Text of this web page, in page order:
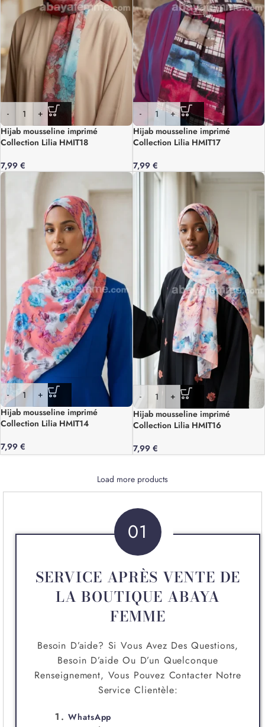
-
+
Hijab mousseline imprimé
Collection Lilia HMIT18
7,99 €
-
+
Hijab mousseline imprimé
Collection Lilia HMIT17
7,99 €
-
+
Hijab mousseline imprimé
Collection Lilia HMIT14
7,99 €
-
+
Hijab mousseline imprimé
Collection Lilia HMIT16
7,99 €
Load more products
01
SERVICE APRÈS VENTE DE
LA BOUTIQUE ABAYA
FEMME
Besoin D’aide? Si Vous Avez Des Questions,
Besoin D’aide Ou D’un Quelconque
Renseignement, Vous Pouvez Contacter Notre
Service Clientèle:
WhatsApp